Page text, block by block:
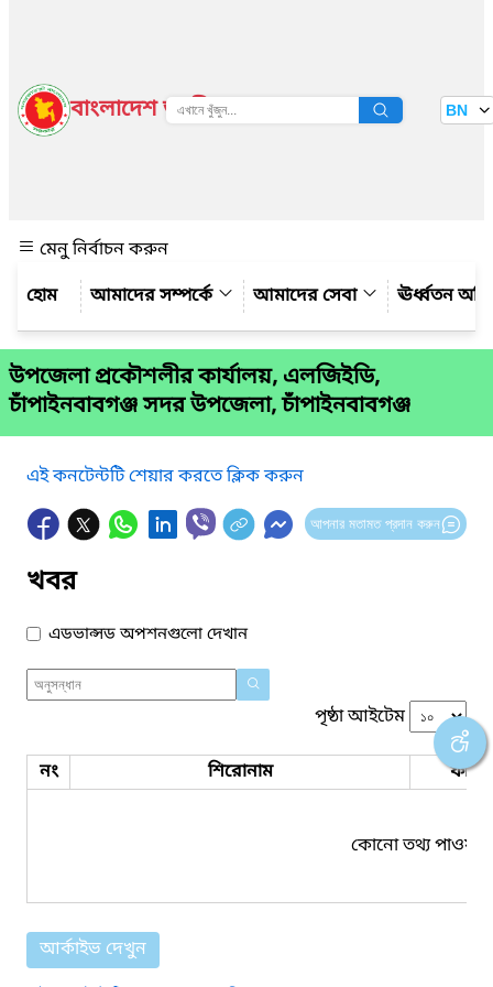
বাংলাদেশ জাতীয় তথ্য বাতায়ন BN
মেনু নির্বাচন করুন
আমাদের সম্পর্কে
আমাদের সেবা ঊর্ধ্বতন
উপজেলা প্রকৌশলীর কার্যালয়, এলজিইডি,
চাঁপাইনবাবগঞ্জ সদর উপজেলা, চাঁপাইনবাবগঞ্জ
এই কনটেন্টটি শেয়ার করতে ক্লিক করুন
আপনার মতামত প্রদান করুন
খবর
এডভান্সড অপশনগুলো দেখান
পৃষ্ঠা আইটেম
নং শিরোনাম ফাইল
কোনো তথ্য পাওয়া
আর্কাইভ দেখুন